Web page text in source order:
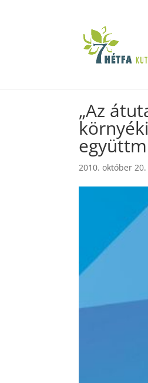
„Az
2010. október 20.